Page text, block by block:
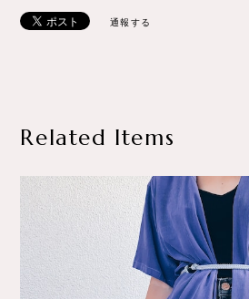
通報する
Related Items